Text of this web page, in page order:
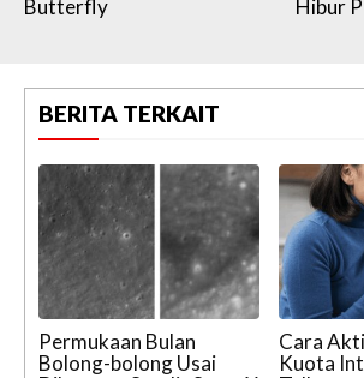
Butterfly
Hibur
BERITA TERKAIT
Permukaan Bulan
Bolong-bolong Usai
Cara
Kuota